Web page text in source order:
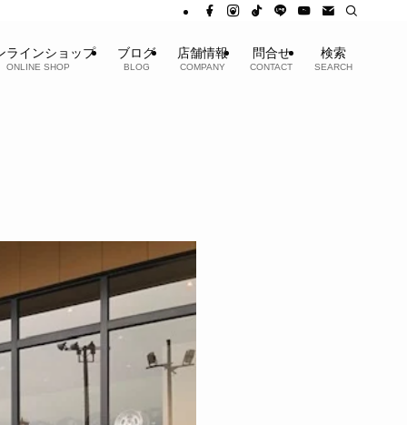
ラインショップ
ONLINE SHOP
ブログ
BLOG
店舗情報
COMPANY
問合せ
CONTACT
検索
SEARCH